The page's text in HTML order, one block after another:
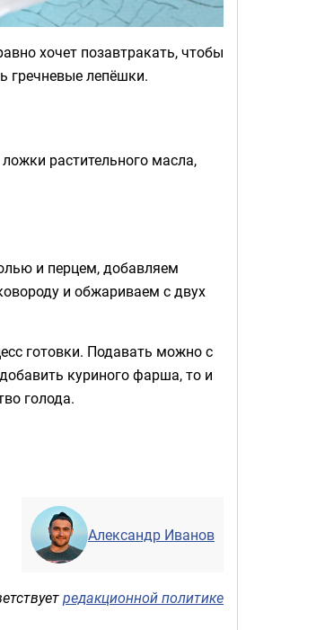
хочет позавтракать, чтобы
гречневые лепёшки.
растительного масла,
и перцем, добавляем
и обжариваем с двух
готовки. Подавать можно с
куриного фарша, то и
голода.
Александр Иванов
редакционной политике